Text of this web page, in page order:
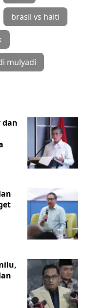
brasil vs haiti
mulyadi
dan